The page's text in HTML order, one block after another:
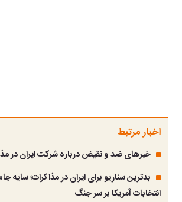
اخبار مرتبط
خبرهای ضد و نقیض درباره شرکت ایران در
بدترین سناریو برای ایران در مذاکرات؛ سایه
انتخابات آمریکا بر سر جنگ